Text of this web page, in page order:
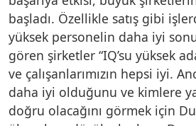
başladı. Özellikle satış gibi
yüksek personelin daha iyi
gören şirketler “IQ’su yüksek
ve çalışanlarımızın hepsi iyi.
daha iyi olduğunu ve kimlere
doğru olacağını görmek için